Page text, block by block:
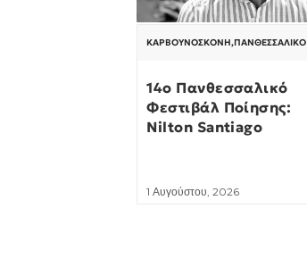
ΚΑΡΒΟΥΝΌΣΚΟΝΗ,ΠΑΝΘΕΣΣΑΛΙΚΌ
14ο Πανθεσσαλικό
Φεστιβάλ Ποίησης:
Nilton Santiago
1 Αυγούστου, 2026